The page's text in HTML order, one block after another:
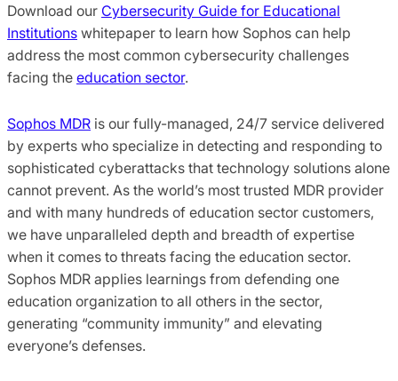
Download our Cybersecurity Guide for Educational
Institutions whitepaper to learn how Sophos can help
address the most common cybersecurity challenges
facing the education sector.
Sophos MDR is our fully-managed, 24/7 service delivered
by experts who specialize in detecting and responding to
sophisticated cyberattacks that technology solutions alone
cannot prevent. As the world’s most trusted MDR provider
and with many hundreds of education sector customers,
we have unparalleled depth and breadth of expertise
when it comes to threats facing the education sector.
Sophos MDR applies learnings from defending one
education organization to all others in the sector,
generating “community immunity” and elevating
everyone’s defenses.